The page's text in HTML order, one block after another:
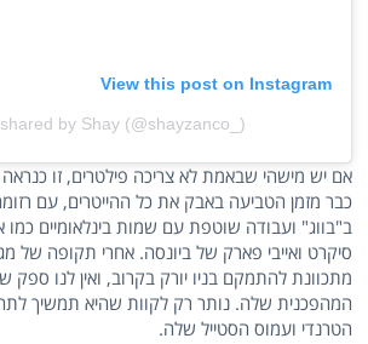
View this post on Instagram
by Shay (@shayzanco_)
כבר מזמן הטביעה באבק את כל ההייטרים, עם
ב"בווג" ועבודה שוטפת עם שמות בינלאומיים כמו
סיקרט ואייבי פארק של ביונסה. אחרי תקופה של
מתכוונת להתמקם בניו יורק בקרוב, ואין לנו ספק
המהפכנית שלה. נותר רק לקוות שהיא תמשיך
הטרנדי ועמוס הסטייל שלה.